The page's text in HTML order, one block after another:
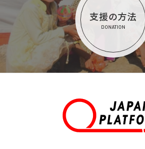
支援の方法
DONATION